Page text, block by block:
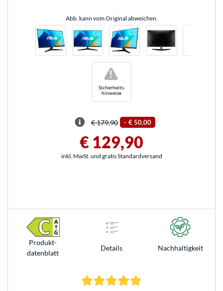
Abb. kann vom Original abweichen.
Sicherheits-
hinweise
!
€ 179,90 - € 50,00
€ 129,90
inkl. MwSt. und gratis Standardversand
Produkt­
datenblatt
Details Nachhaltigkeit
5.0 Sterne bei 1